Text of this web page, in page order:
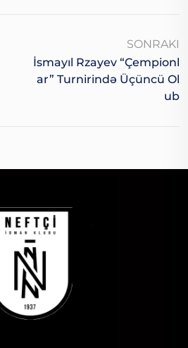
SONRAKI
İsmayıl Rzayev “Çempionl
Ar” Turnirində Üçüncü Ol
Ub